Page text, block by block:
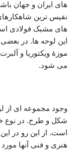
های ایران و جهان
نفیس ترین
های مشبک فولادی
این لوحه ها. در بعضی
موزۀ ویکتوریا و
می شود.
وجود مجموعه ای از
شکل و طرح. در نوع
است. از این رو در
هنری و فنی آنها